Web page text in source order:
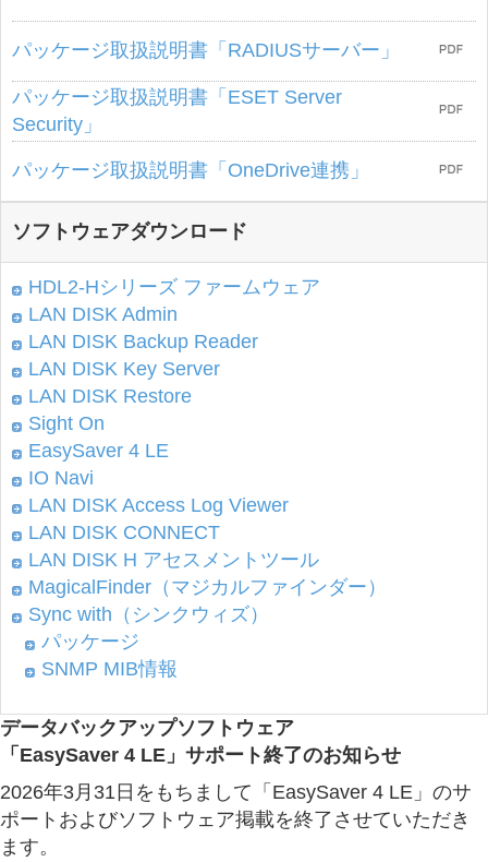
パッケージ取扱説明書「RADIUSサーバー」
パッケージ取扱説明書「ESET Server
Security」
パッケージ取扱説明書「OneDrive連携」
ソフトウェアダウンロード
HDL2-Hシリーズ ファームウェア
LAN DISK Admin
LAN DISK Backup Reader
LAN DISK Key Server
LAN DISK Restore
Sight On
EasySaver 4 LE
IO Navi
LAN DISK Access Log Viewer
LAN DISK CONNECT
LAN DISK H アセスメントツール
MagicalFinder（マジカルファインダー）
Sync with（シンクウィズ）
パッケージ
SNMP MIB情報
データバックアップソフトウェア
「EasySaver 4 LE」サポート終了のお知らせ
2026年3月31日をもちまして「EasySaver 4 LE」のサ
ポートおよびソフトウェア掲載を終了させていただき
ます。